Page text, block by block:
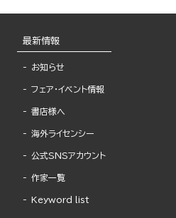
最新情報
お知らせ
フェア・イベント情報
書店様へ
海外ライセンシー
公式SNSアカウント
作家一覧
Keyword list